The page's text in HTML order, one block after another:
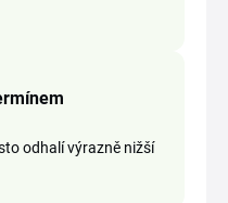
odhalí výrazně nižší